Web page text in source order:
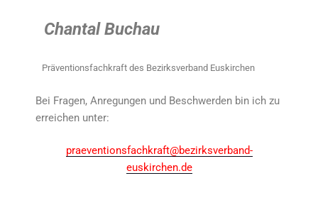
Chantal Buchau
Präventionsfachkraft des Bezirksverband Euskirchen
Bei Fragen, Anregungen und Beschwerden bin ich zu
erreichen unter:
praeventionsfachkraft@bezirksverband-
euskirchen.de